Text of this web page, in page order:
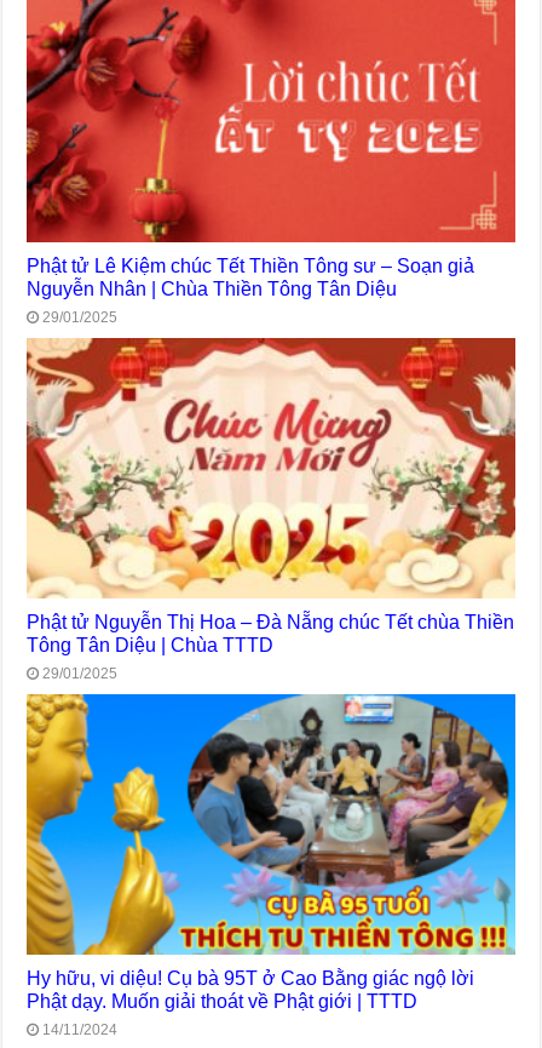
Phật tử Lê Kiệm chúc Tết Thiền Tông sư – Soạn giả
Nguyễn Nhân | Chùa Thiền Tông Tân Diệu
29/01/2025
Phật tử Nguyễn Thị Hoa – Đà Nẵng chúc Tết chùa Thiền
Tông Tân Diệu | Chùa TTTD
29/01/2025
Hy hữu, vi diệu! Cụ bà 95T ở Cao Bằng giác ngộ lời
Phật dạy. Muốn giải thoát về Phật giới | TTTD
14/11/2024